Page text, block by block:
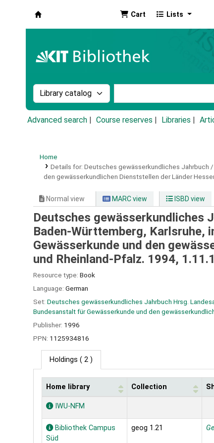
Cart Lists
Search the catalog by:
Advanced search Course reserves Libraries
Home
Details for: Deutsches gewässerkundliches Jahrbuch
den gewässerkundlichen Dienststellen der Länder
Normal view MARC view ISBD view
Deutsches gewässerkundliches
Baden-Württemberg, Karlsruhe,
Gewässerkunde und den
und Rheinland-Pfalz. 1994,
Resource type: Book
Language: German
Set: Deutsches gewässerkundliches Jahrbuch Hrsg.
Bundesanstalt für Gewässerkunde und den
Publisher: 1996
PPN: 1125934816
Holdings ( 2 )
Holdings
Home library Collection
IWU-NFM
Bibliothek Campus
Süd
geog 1.21